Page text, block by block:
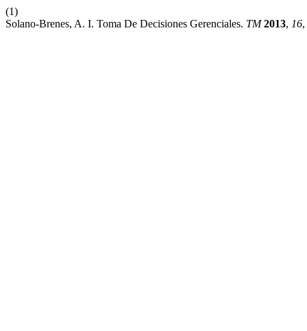
(1)
Solano-Brenes, A. I. Toma De Decisiones Gerenciales. TM 2013, 16